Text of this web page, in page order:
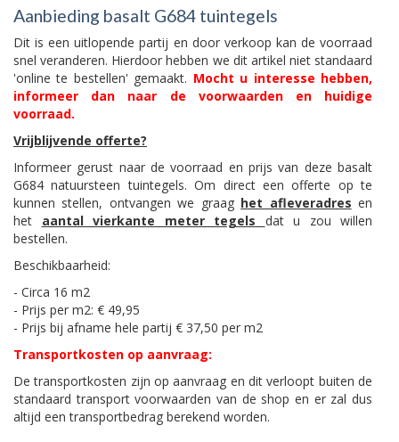
Aanbieding basalt G684 tuintegels
Dit is een uitlopende partij en door verkoop kan de voorraad
snel veranderen. Hierdoor hebben we dit artikel niet standaard
'online te bestellen' gemaakt. Mocht u interesse hebben,
informeer dan naar de voorwaarden en huidige
voorraad.
Vrijblijvende offerte?
Informeer gerust naar de voorraad en prijs van deze basalt
G684 natuursteen tuintegels. Om direct een offerte op te
kunnen stellen, ontvangen we graag het afleveradres en
het aantal vierkante meter tegels dat u zou willen
bestellen.
Beschikbaarheid:
- Circa 16 m2
- Prijs per m2: € 49,95
- Prijs bij afname hele partij € 37,50 per m2
Transportkosten op aanvraag:
De transportkosten zijn op aanvraag en dit verloopt buiten de
standaard transport voorwaarden van de shop en er zal dus
altijd een transportbedrag berekend worden.